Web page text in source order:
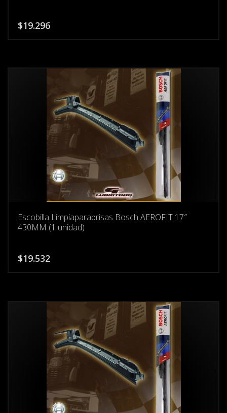
$19.296
Escobilla Limpiaparabrisas Bosch AEROFIT 17″
430MM (1 unidad)
$19.532